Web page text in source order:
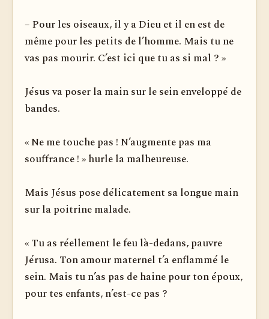
– Pour les oiseaux, il y a Dieu et il en est de
même pour les petits de l’homme. Mais tu ne
vas pas mourir. C’est ici que tu as si mal ? »
Jésus va poser la main sur le sein enveloppé de
bandes.
« Ne me touche pas ! N’augmente pas ma
souffrance ! » hurle la malheureuse.
Mais Jésus pose délicatement sa longue main
sur la poitrine malade.
« Tu as réellement le feu là-dedans, pauvre
Jérusa. Ton amour maternel t’a enflammé le
sein. Mais tu n’as pas de haine pour ton époux,
pour tes enfants, n’est-ce pas ?